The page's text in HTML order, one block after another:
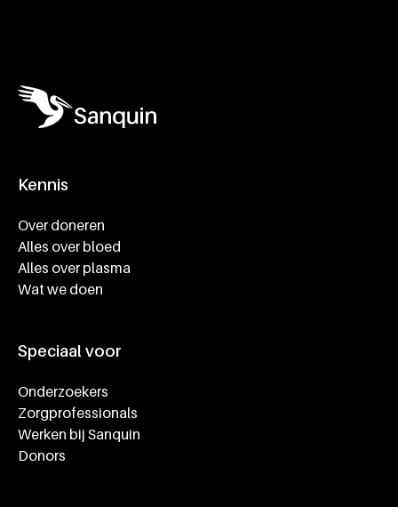
Kennis
Over doneren
Alles over bloed
Alles over plasma
Wat we doen
Speciaal voor
Onderzoekers
Zorgprofessionals
Werken bij Sanquin
Donors